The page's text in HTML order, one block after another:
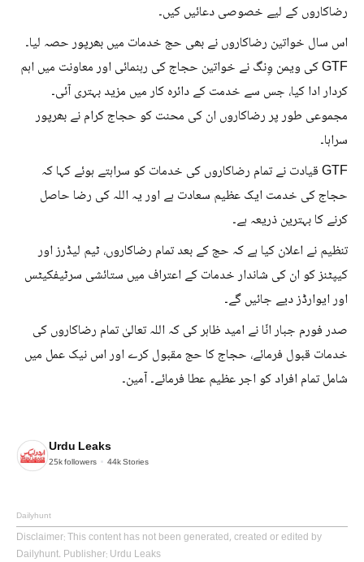
رضاکاروں کے لیے خصوصی دعائیں کیں۔
اس سال خواتین رضاکاروں نے بھی حج خدمات میں بھرپور حصہ لیا۔
GTF کی ویمن وِنگ نے خواتین حجاج کی رہنمائی اور معاونت میں اہم
کردار ادا کیا، جس سے خدمت کے دائرہ کار میں مزید بہتری آئی۔
مجموعی طور پر رضاکاروں ان کی محنت کو حجاج کرام نے بھرپور
سراہا۔
GTF قیادت نے تمام رضاکاروں کی خدمات کو سراہتے ہوئے کہا کہ
حجاج کی خدمت ایک عظیم سعادت ہے اور یہ اللہ کی رضا حاصل
کرنے کا بہترین ذریعہ ہے۔
تنظیم نے اعلان کیا ہے کہ حج کے بعد تمام رضاکاروں، ٹیم لیڈرز اور
کیپٹنز کو ان کی شاندار خدمات کے اعتراف میں ستائشی سرٹیفکیٹس
اور ایوارڈز دیے جائیں گے۔
صدر فورم جبار انّا نے امید ظاہر کی کہ اللہ تعالیٰ تمام رضاکاروں کی
خدمات قبول فرمائے، حجاج کا حج مقبول کرے اور اس نیک عمل میں
شامل تمام افراد کو اجر عظیم عطا فرمائے۔ آمین۔
Urdu Leaks
25kfollowers 44kStories
Dailyhunt
Disclaimer: This content has not been generated, created or edited by
Dailyhunt. Publisher: Urdu Leaks